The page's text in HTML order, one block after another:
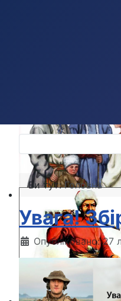
Ви тут:Головна
Увага!
Опубліковано: 27